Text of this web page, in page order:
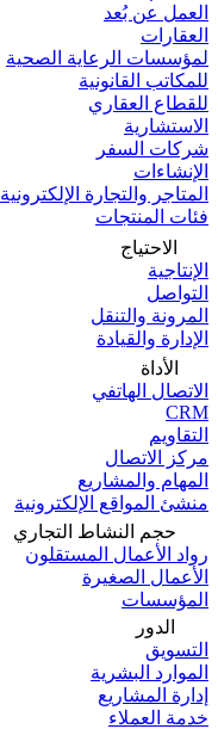
العمل عن بُعد
العقارات
لمؤسسات الرعاية الصحية
للمكاتب القانونية
للقطاع العقاري
الاستشارية
شركات السفر
الإنشاءات
المتاجر والتجارة الإلكترونية
فئات المنتجات
الاحتياج
الإنتاجية
التواصل
المرونة والتنقل
الإدارة والقيادة
الأداة
الاتصال الهاتفي
CRM
التقاويم
مركز الاتصال
المهام والمشاريع
منشئ المواقع الإلكترونية
حجم النشاط التجاري
رواد الأعمال المستقلون
الأعمال الصغيرة
المؤسسات
الدور
التسويق
الموارد البشرية
إدارة المشاريع
خدمة العملاء